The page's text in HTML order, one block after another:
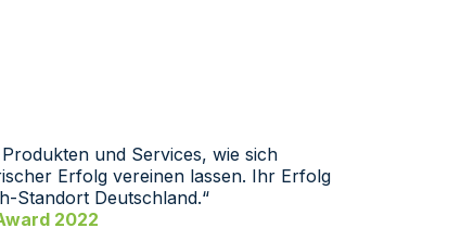
2022
und Services, wie sich
Erfolg vereinen lassen. Ihr Erfolg
Standort Deutschland.“